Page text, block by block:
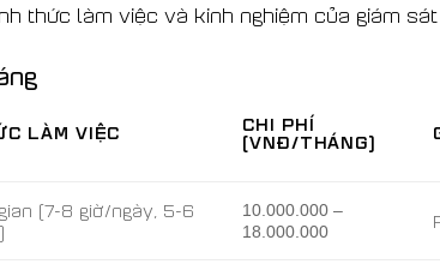
thức làm việc và kinh nghiệm của giám
LÀM VIỆC CHI PHÍ
(VNĐ/THÁNG)
(7-8 giờ/ngày, 5-6
10.000.000 –
18.000.000